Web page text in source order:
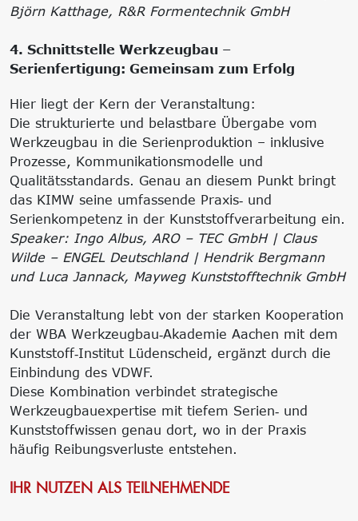
Björn Katthage, R&R Formentechnik GmbH
4. Schnittstelle Werkzeugbau –
Serienfertigung: Gemeinsam zum Erfolg
Hier liegt der Kern der Veranstaltung:
Die strukturierte und belastbare Übergabe vom
Werkzeugbau in die Serienproduktion – inklusive
Prozesse, Kommunikationsmodelle und
Qualitätsstandards. Genau an diesem Punkt bringt
das KIMW seine umfassende Praxis‑ und
Serienkompetenz in der Kunststoffverarbeitung ein.
Speaker: Ingo Albus, ARO – TEC GmbH | Claus
Wilde – ENGEL Deutschland | Hendrik Bergmann
und Luca Jannack, Mayweg Kunststofftechnik GmbH
Die Veranstaltung lebt von der starken Kooperation
der WBA Werkzeugbau‑Akademie Aachen mit dem
Kunststoff‑Institut Lüdenscheid, ergänzt durch die
Einbindung des VDWF.
Diese Kombination verbindet strategische
Werkzeugbauexpertise mit tiefem Serien‑ und
Kunststoffwissen genau dort, wo in der Praxis
häufig Reibungsverluste entstehen.
IHR NUTZEN ALS TEILNEHMENDE